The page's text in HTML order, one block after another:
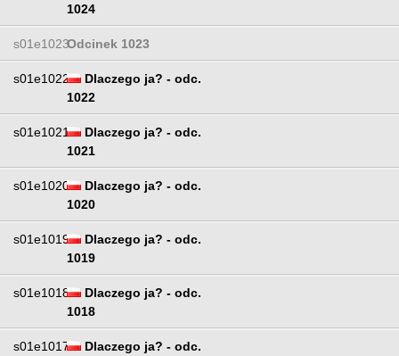
1024
s01e1023Odcinek 1023
s01e1022
Dlaczego ja? - odc.
1022
s01e1021
Dlaczego ja? - odc.
1021
s01e1020
Dlaczego ja? - odc.
1020
s01e1019
Dlaczego ja? - odc.
1019
s01e1018
Dlaczego ja? - odc.
1018
s01e1017
Dlaczego ja? - odc.